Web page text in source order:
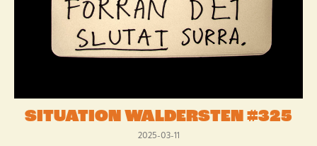
SITUATION WALDERSTEN #325
2025-03-11